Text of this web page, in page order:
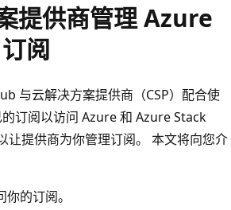
提供商管理 Azure
阅
与云解决方案提供商（CSP）配合使
订阅以访问 Azure 和 Azure Stack
让提供商为你管理订阅。 本文将向您介
的订阅。